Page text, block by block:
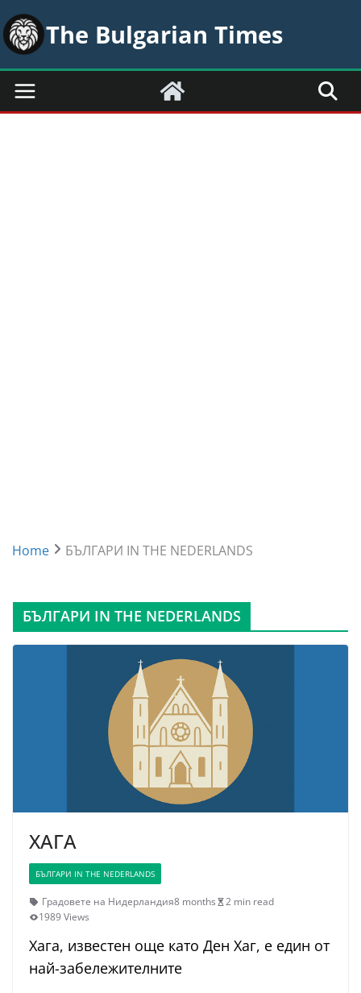
Skip
to
content
The Bulgarian Times
Home БЪЛГАРИ IN THE NEDERLANDS
БЪЛГАРИ IN THE NEDERLANDS
ХАГА
БЪЛГАРИ IN THE NEDERLANDS
Градовете на Нидерландия8 months
2 min read
1989 Views
Хага, известен още като Ден Хаг, е един от
най-забележителните